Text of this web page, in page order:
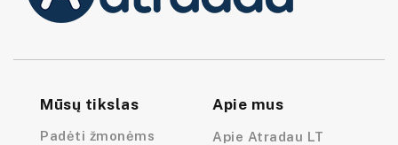
Mūsų tikslas
Padėti žmonėms
Apie mus
Apie Atradau LT